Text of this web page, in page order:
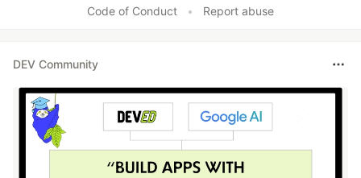
Code of Conduct
• Report abuse
DEV Community